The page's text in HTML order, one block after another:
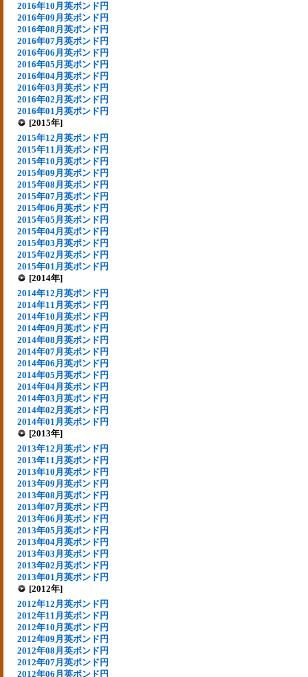
2016年10月英ポンド円
2016年09月英ポンド円
2016年08月英ポンド円
2016年07月英ポンド円
2016年06月英ポンド円
2016年05月英ポンド円
2016年04月英ポンド円
2016年03月英ポンド円
2016年02月英ポンド円
2016年01月英ポンド円
[2015年]
2015年12月英ポンド円
2015年11月英ポンド円
2015年10月英ポンド円
2015年09月英ポンド円
2015年08月英ポンド円
2015年07月英ポンド円
2015年06月英ポンド円
2015年05月英ポンド円
2015年04月英ポンド円
2015年03月英ポンド円
2015年02月英ポンド円
2015年01月英ポンド円
[2014年]
2014年12月英ポンド円
2014年11月英ポンド円
2014年10月英ポンド円
2014年09月英ポンド円
2014年08月英ポンド円
2014年07月英ポンド円
2014年06月英ポンド円
2014年05月英ポンド円
2014年04月英ポンド円
2014年03月英ポンド円
2014年02月英ポンド円
2014年01月英ポンド円
[2013年]
2013年12月英ポンド円
2013年11月英ポンド円
2013年10月英ポンド円
2013年09月英ポンド円
2013年08月英ポンド円
2013年07月英ポンド円
2013年06月英ポンド円
2013年05月英ポンド円
2013年04月英ポンド円
2013年03月英ポンド円
2013年02月英ポンド円
2013年01月英ポンド円
[2012年]
2012年12月英ポンド円
2012年11月英ポンド円
2012年10月英ポンド円
2012年09月英ポンド円
2012年08月英ポンド円
2012年07月英ポンド円
2012年06月英ポンド円